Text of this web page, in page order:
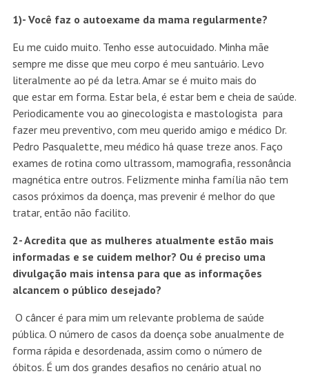
1)- Você faz o autoexame da mama regularmente?
Eu me cuido muito. Tenho esse autocuidado. Minha mãe
sempre me disse que meu corpo é meu santuário. Levo
literalmente ao pé da letra. Amar se é muito mais do
que estar em forma. Estar bela, é estar bem e cheia de saúde.
Periodicamente vou ao ginecologista e mastologista para
fazer meu preventivo, com meu querido amigo e médico Dr.
Pedro Pasqualette, meu médico há quase treze anos. Faço
exames de rotina como ultrassom, mamografia, ressonância
magnética entre outros. Felizmente minha família não tem
casos próximos da doença, mas prevenir é melhor do que
tratar, então não facilito.
2- Acredita que as mulheres atualmente estão mais
informadas e se cuidem melhor? Ou é preciso uma
divulgação mais intensa para que as informações
alcancem o público desejado?
O câncer é para mim um relevante problema de saúde
pública. O número de casos da doença sobe anualmente de
forma rápida e desordenada, assim como o número de
óbitos. É um dos grandes desafios no cenário atual no